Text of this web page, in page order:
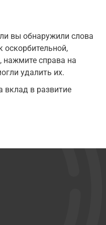
вы обнаружили слова
оскорбительной,
нажмите справа на
удалить их.
в развитие